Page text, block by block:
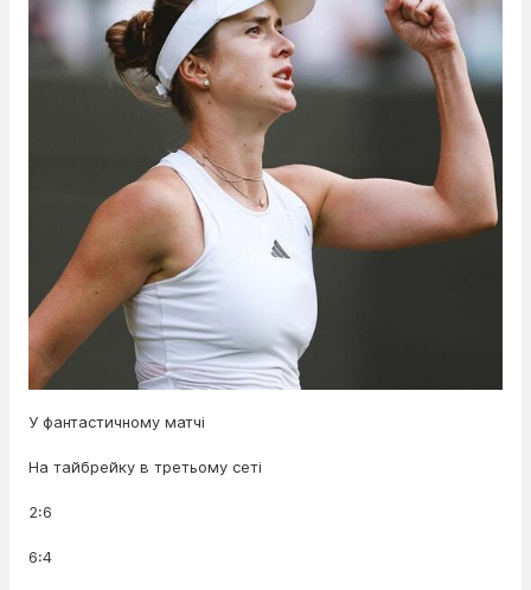
У фантастичному матчі
На тайбрейку в третьому сеті
2:6
6:4